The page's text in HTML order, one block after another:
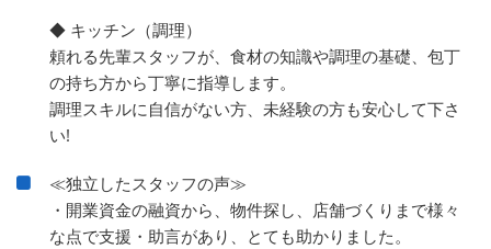
◆ キッチン（調理）
頼れる先輩スタッフが、食材の知識や調理の基礎、包丁
の持ち方から丁寧に指導します。
調理スキルに自信がない方、未経験の方も安心して下さ
い!
≪独立したスタッフの声≫
・開業資金の融資から、物件探し、店舗づくりまで様々
な点で支援・助言があり、とても助かりました。